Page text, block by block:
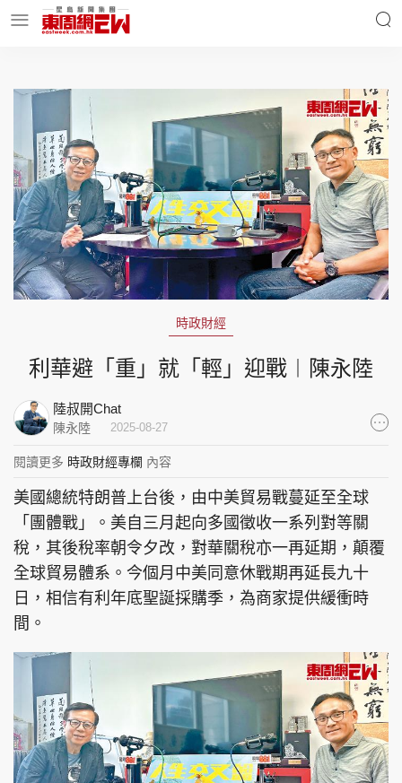
明星名人 時事財經
東周Ladies 優享生活
東周食玩通 會員活動
集團旗下品牌
東周刊 cazbuyer 東Touch
頭條日報 星島環球 The Standard
時政財經
利華避「重」就「輕」迎戰︱陳永陸
陸叔開Chat
陳永陸 2025-08-27
閱讀更多 時政財經專欄 內容
美國總統特朗普上台後，由中美貿易戰蔓延至全球
「團體戰」。美自三月起向多國徵收一系列對等關
稅，其後稅率朝令夕改，對華關稅亦一再延期，顛覆
全球貿易體系。今個月中美同意休戰期再延長九十
日，相信有利年底聖誕採購季，為商家提供緩衝時
間。